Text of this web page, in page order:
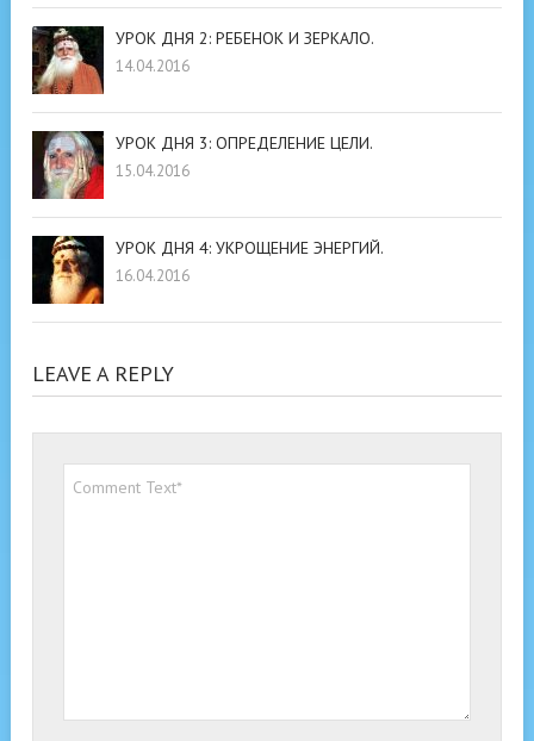
УРОК ДНЯ 2: РЕБЕНОК И ЗЕРКАЛО.
14.04.2016
УРОК ДНЯ 3: ОПРЕДЕЛЕНИЕ ЦЕЛИ.
15.04.2016
УРОК ДНЯ 4: УКРОЩЕНИЕ ЭНЕРГИЙ.
16.04.2016
LEAVE A REPLY